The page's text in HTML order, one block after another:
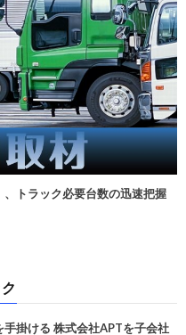
、トラック必要台数の迅速把握
掛ける 株式会社APTを子会社